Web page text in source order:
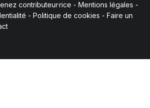
contributeur·rice - Mentions légales -
- Politique de cookies - Faire un